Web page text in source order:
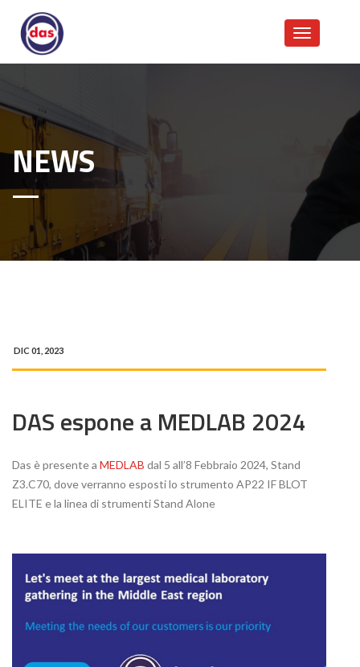
NEWS
DIC 01, 2023
DAS espone a MEDLAB 2024
Das è presente a MEDLAB dal 5 all’8 Febbraio 2024, Stand
Z3.C70, dove verranno esposti lo strumento AP22 IF BLOT
ELITE e la linea di strumenti Stand Alone